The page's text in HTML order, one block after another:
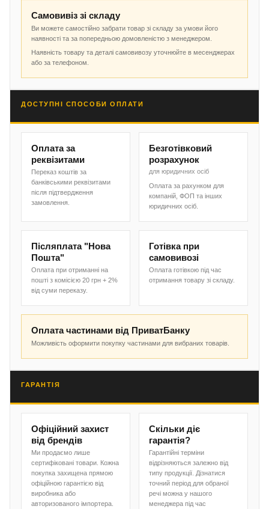
Самовивіз зі складу
Ви можете самостійно забрати товар зі складу за умови його
наявності та за попередньою домовленістю з менеджером.
Наявність товару та деталі самовивозу уточнюйте в месенджерах
або за телефоном.
ДОСТУПНІ СПОСОБИ ОПЛАТИ
Оплата за
реквізитами
Переказ коштів за
банківськими реквізитами
після підтвердження
замовлення.
Безготівковий
розрахунок
для юридичних осіб
Оплата за рахунком для
компаній, ФОП та інших
юридичних осіб.
Післяплата "Нова
Пошта"
Оплата при отриманні на
пошті з комісією 20 грн + 2%
від суми переказу.
Готівка при
самовивозі
Оплата готівкою під час
отримання товару зі складу.
Оплата частинами від ПриватБанку
Можливість оформити покупку частинами для вибраних товарів.
ГАРАНТІЯ
Офіційний захист
від брендів
Ми продаємо лише
сертифіковані товари. Кожна
покупка захищена прямою
офіційною гарантією від
виробника або
авторизованого імпортера.
Скільки діє
гарантія?
Гарантійні терміни
відрізняються залежно від
типу продукції. Дізнатися
точний період для обраної
речі можна у нашого
менеджера під час